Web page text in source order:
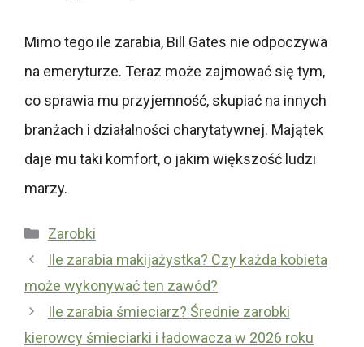
Mimo tego ile zarabia, Bill Gates nie odpoczywa
na emeryturze. Teraz może zajmować się tym,
co sprawia mu przyjemność, skupiać na innych
branżach i działalności charytatywnej. Majątek
daje mu taki komfort, o jakim większość ludzi
marzy.
Kategorie
Zarobki
Ile zarabia makijażystka? Czy każda kobieta
może wykonywać ten zawód?
Ile zarabia śmieciarz? Średnie zarobki
kierowcy śmieciarki i ładowacza w 2026 roku